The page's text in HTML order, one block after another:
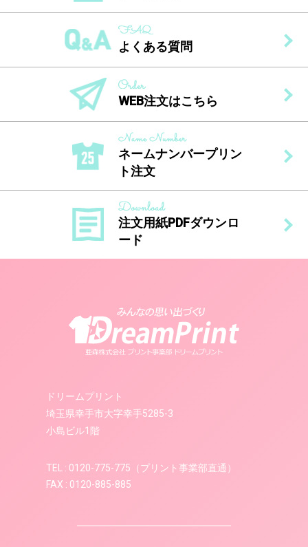
よくある質問
WEB注文はこちら
ネームナンバープリン
ト注文
注文用紙PDFダウンロ
ード
ドリームプリント
埼玉県幸手市大字幸手5285-3
小島ビル1階
TEL : 0120-775-775（プリント事業部直通）
FAX : 0120-885-885